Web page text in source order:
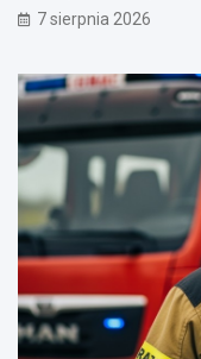
7 sierpnia 2026